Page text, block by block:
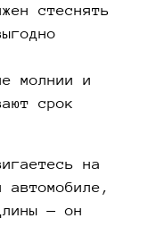
стеснять
молнии и
срок
на
автомобиле,
— он